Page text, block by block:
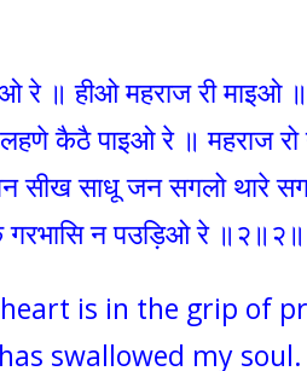
रे ॥ हीओ महराज री माइओ
कैठै पाइओ रे ॥ महराज
सीख साधू जन सगलो थारे
गरभासि न पउड़िओ रे
is in the grip of
swallowed my